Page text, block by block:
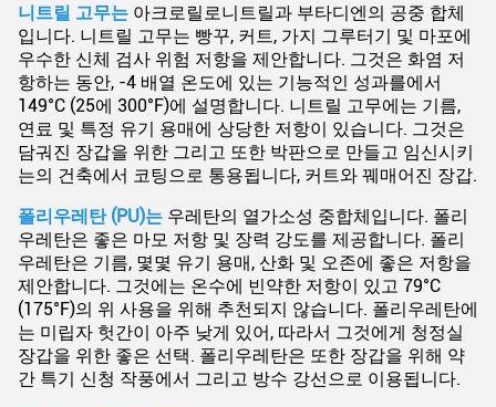
니트릴 고무는 아크로릴로니트릴과 부타디엔의 공중 합체
입니다. 니트릴 고무는 빵꾸, 커트, 가지 그루터기 및 마포에
우수한 신체 검사 위험 저항을 제안합니다. 그것은 화염 저
항하는 동안, -4 배열 온도에 있는 기능적인 성과를에서
149°C (25에 300°F)에 설명합니다. 니트릴 고무에는 기름,
연료 및 특정 유기 용매에 상당한 저항이 있습니다. 그것은
담궈진 장갑을 위한 그리고 또한 박판으로 만들고 임신시키
는의 건축에서 코팅으로 통용됩니다, 커트와 꿰매어진 장갑.
폴리우레탄 (PU)는 우레탄의 열가소성 중합체입니다. 폴리
우레탄은 좋은 마모 저항 및 장력 강도를 제공합니다. 폴리
우레탄은 기름, 몇몇 유기 용매, 산화 및 오존에 좋은 저항을
제안합니다. 그것에는 온수에 빈약한 저항이 있고 79°C
(175°F)의 위 사용을 위해 추천되지 않습니다. 폴리우레탄에
는 미립자 헛간이 아주 낮게 있어, 따라서 그것에게 청정실
장갑을 위한 좋은 선택. 폴리우레탄은 또한 장갑을 위해 약
간 특기 신청 작풍에서 그리고 방수 강선으로 이용됩니다.